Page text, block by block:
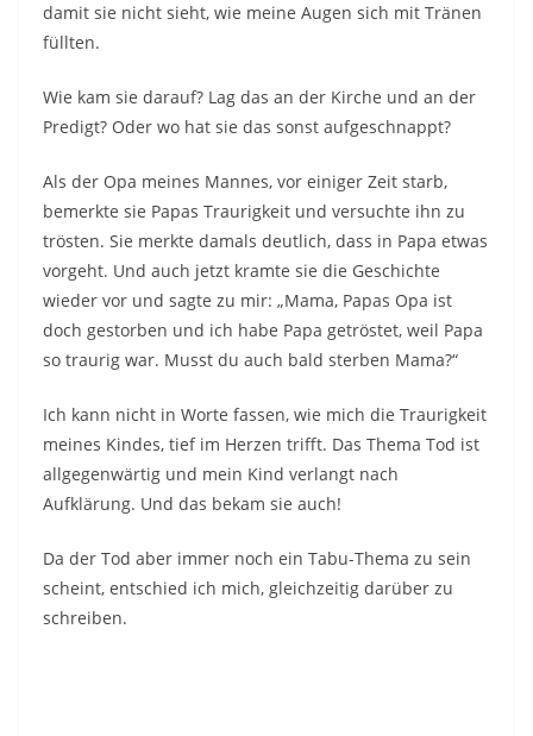
damit sie nicht sieht, wie meine Augen sich mit Tränen
füllten.
Wie kam sie darauf? Lag das an der Kirche und an der
Predigt? Oder wo hat sie das sonst aufgeschnappt?
Als der Opa meines Mannes, vor einiger Zeit starb,
bemerkte sie Papas Traurigkeit und versuchte ihn zu
trösten. Sie merkte damals deutlich, dass in Papa etwas
vorgeht. Und auch jetzt kramte sie die Geschichte
wieder vor und sagte zu mir: „Mama, Papas Opa ist
doch gestorben und ich habe Papa getröstet, weil Papa
so traurig war. Musst du auch bald sterben Mama?“
Ich kann nicht in Worte fassen, wie mich die Traurigkeit
meines Kindes, tief im Herzen trifft. Das Thema Tod ist
allgegenwärtig und mein Kind verlangt nach
Aufklärung. Und das bekam sie auch!
Da der Tod aber immer noch ein Tabu-Thema zu sein
scheint, entschied ich mich, gleichzeitig darüber zu
schreiben.